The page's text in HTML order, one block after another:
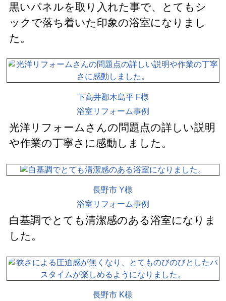
黒いパネルを取り入れた事で、とてもシ
ックで落ち着いた印象の浴室になりまし
た。
下高井郡木島平 F様
浴室リフォーム事例
光洋リフォームさんの問題点の詳しい説明
や作業の丁寧さに感動しました。
長野市 Y様
浴室リフォーム事例
白基調でとても清潔感のある浴室になりま
した。
長野市 K様